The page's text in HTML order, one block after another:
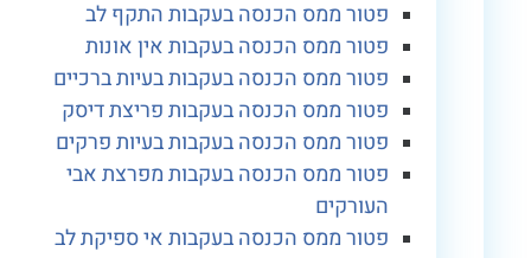
פטור ממס הכנסה בעקבות התקף לב
פטור ממס הכנסה בעקבות אין אונות
פטור ממס הכנסה בעקבות בעיות ברכיים
פטור ממס הכנסה בעקבות פריצת דיסק
פטור ממס הכנסה בעקבות בעיות פרקים
פטור ממס הכנסה בעקבות מפרצת אבי
העורקים
פטור ממס הכנסה בעקבות אי ספיקת לב